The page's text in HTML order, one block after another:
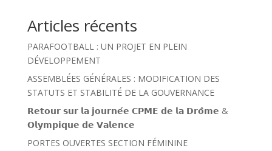
Articles récents
PARAFOOTBALL : UN PROJET EN PLEIN
DÉVELOPPEMENT
ASSEMBLÉES GÉNÉRALES : MODIFICATION DES
STATUTS ET STABILITÉ DE LA GOUVERNANCE
𝗥𝗲𝘁𝗼𝘂𝗿 𝘀𝘂𝗿 𝗹𝗮 𝗷𝗼𝘂𝗿𝗻𝗲́𝗲 𝗖𝗣𝗠𝗘 𝗱𝗲 𝗹𝗮 𝗗𝗿𝗼̂𝗺𝗲 &
𝗢𝗹𝘆𝗺𝗽𝗶𝗾𝘂𝗲 𝗱𝗲 𝗩𝗮𝗹𝗲𝗻𝗰𝗲
PORTES OUVERTES SECTION FÉMININE